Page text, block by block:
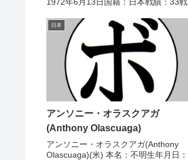
1996年度全日本バンタム級新人王第28
代OPBF東洋太平洋ス...
日本
アンソニー・オラスクアガ
(Anthony Olascuaga)
アンソニー・オラスクアガ(Anthony
Olascuaga)(米) 本名：不明生年月日：